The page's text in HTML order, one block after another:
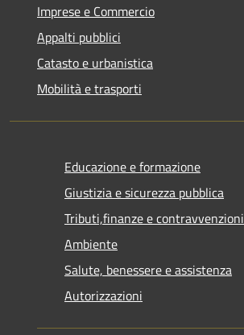
Imprese e Commercio
Appalti pubblici
Catasto e urbanistica
Mobilità e trasporti
Educazione e formazione
Giustizia e sicurezza pubblica
Tributi,finanze e contravvenzioni
Ambiente
Salute, benessere e assistenza
Autorizzazioni